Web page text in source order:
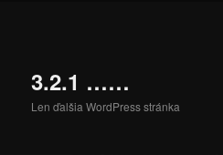
3.2.1 ……
Len ďalšia WordPress stránka